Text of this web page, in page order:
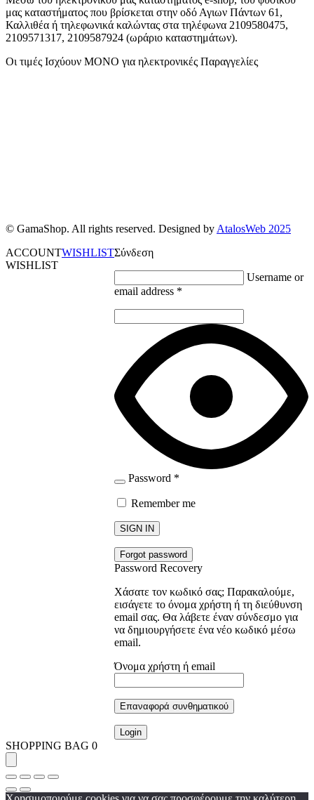
μας καταστήματος που βρίσκεται στην οδό Αγιων Πάντων 61,
Καλλιθέα ή τηλεφωνικά καλώντας στα τηλέφωνα 2109580475,
2109571317, 2109587924 (ωράριο καταστημάτων).
Οι τιμές Ισχύουν ΜΟΝΟ για ηλεκτρονικές Παραγγελίες
© GamaShop. All rights reserved. Designed by AtalosWeb 2025
ACCOUNT
WISHLIST
WISHLISTΣύνδεση
Username or
email address *
Password *
Remember me
SIGN IN
Forgot password
Password Recovery
Χάσατε τον κωδικό σας; Παρακαλούμε,
εισάγετε το όνομα χρήστη ή τη διεύθυνση
email σας. Θα λάβετε έναν σύνδεσμο για
να δημιουργήσετε ένα νέο κωδικό μέσω
email.
Όνομα χρήστη ή email
Επαναφορά συνθηματικού
Login
SHOPPING BAG 0